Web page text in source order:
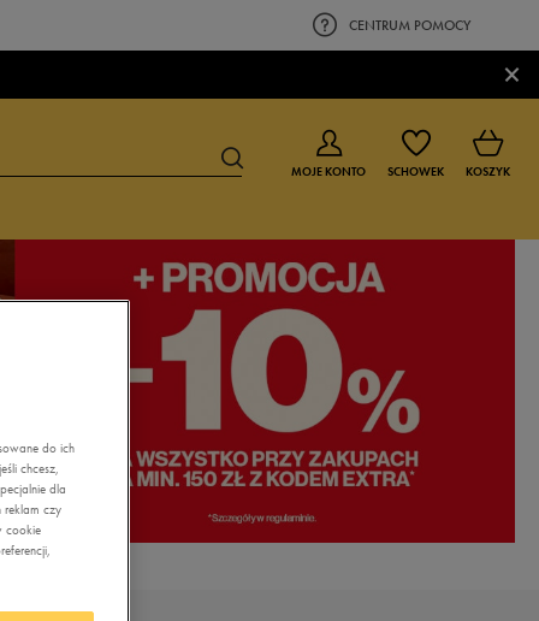
CENTRUM POMOCY
×
BUTY DLA CHŁOPCA
9-16 lat
BUTY DLA DZIEWCZYNKI
0-4 lat
4-8 lat
9-16 lat
MOJE KONTO SCHOWEK KOSZYK
do ich
chcesz,
dla
reklam czy
cookie